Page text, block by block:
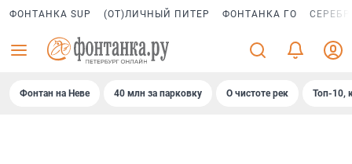
ФОНТАНКА SUP (ОТ)ЛИЧНЫЙ ПИТЕР ФОНТАНКА ГО
Фонтан на Неве 40 млн за парковку О чистоте рек Топ-10,